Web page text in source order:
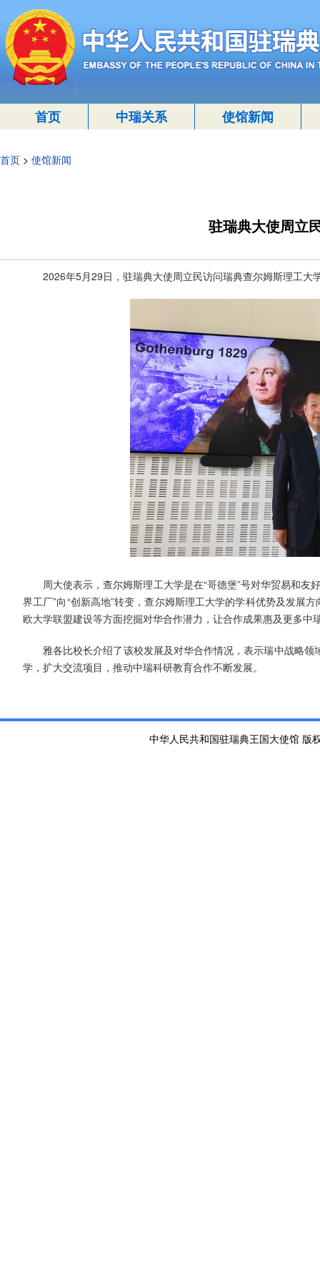
首页 中瑞关系 使馆新闻
首页 > 使馆新闻
驻瑞典大使周立
2026年5月29日，驻瑞典大使周立民访问瑞典查尔姆斯理工
周大使表示，查尔姆斯理工大学是在“哥德堡”号对华贸易和
界工厂”向“创新高地”转变，查尔姆斯理工大学的学科优势及发展
欧大学联盟建设等方面挖掘对华合作潜力，让合作成果惠及更多中
雅各比校长介绍了该校发展及对华合作情况，表示瑞中战略
学，扩大交流项目，推动中瑞科研教育合作不断发展。
中华人民共和国驻瑞典王国大使馆 版